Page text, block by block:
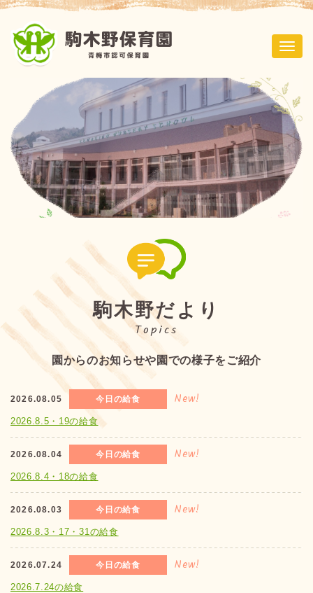
ナ
ゲ
ー
シ
ョ
駒木野だより
Topics
園からのお知らせや園での様子をご紹介
2026.08.05 今日の給食 New!
2026.8.5・19の給食
2026.08.04 今日の給食 New!
2026.8.4・18の給食
2026.08.03 今日の給食 New!
2026.8.3・17・31の給食
2026.07.24 今日の給食 New!
2026.7.24の給食